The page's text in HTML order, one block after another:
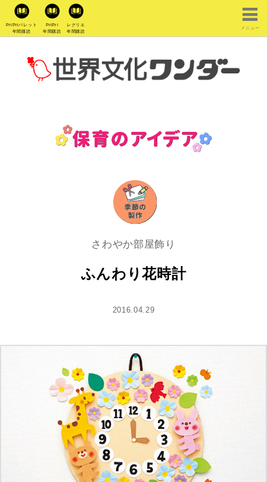
PriPriパレット
年間購読
PriPri
年間購読
レクリエ
年間購読
メニュー
さわやか部屋飾り
ふんわり花時計
2016.04.29